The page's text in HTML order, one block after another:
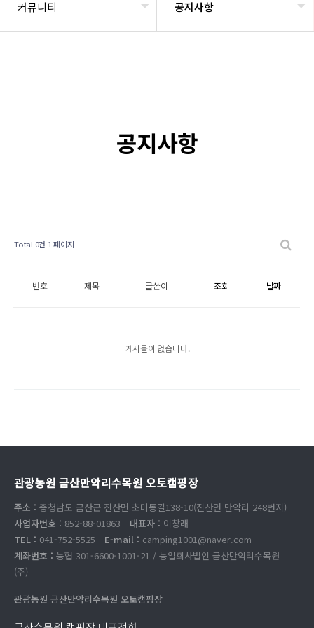
커뮤니티 공지사항
공지사항
Total 0건 1 페이지
번호 제목 글쓴이 조회 날짜
게시물이 없습니다.
관광농원 금산만악리수목원 오토캠핑장
주소 : 충청남도 금산군 진산면 초미동길138-10(진산면 만악리 248번지)
사업자번호 : 852-88-01863 대표자 : 이창래
TEL : 041-752-5525 E-mail : camping1001@naver.com
계좌번호 : 농협 301-6600-1001-21 / 농업회사법인 금산만악리수목원
(주)
관광농원 금산만악리수목원 오토캠핑장